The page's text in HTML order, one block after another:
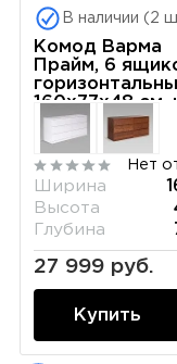
В наличии (2
Комод Варма
Прайм, 6
160х77х48 см,
натурального
дерева, дуб
беленый
Ширина
Высота
Глубина
27 999 руб.
Купить